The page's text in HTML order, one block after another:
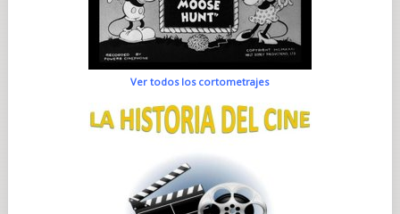
Ver todos los cortometrajes